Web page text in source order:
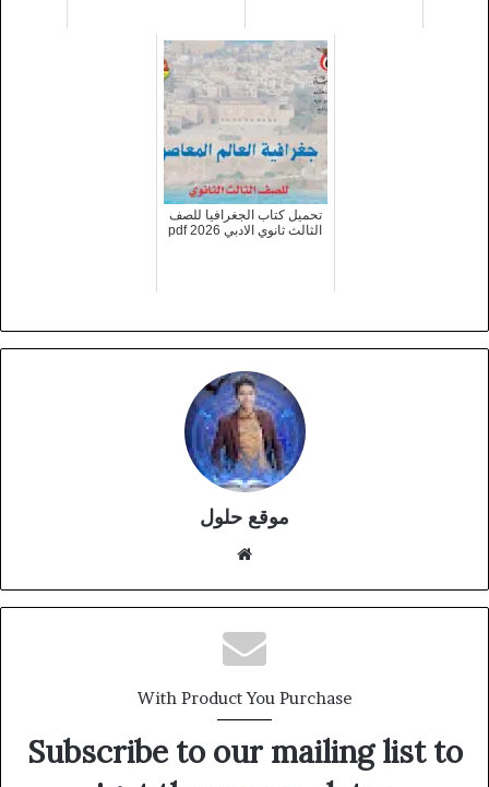
تحميل كتاب الجغرافيا للصف
الثالث ثانوي الادبي 2026 pdf
موقع حلول
With Product You Purchase
Subscribe to our mailing list to